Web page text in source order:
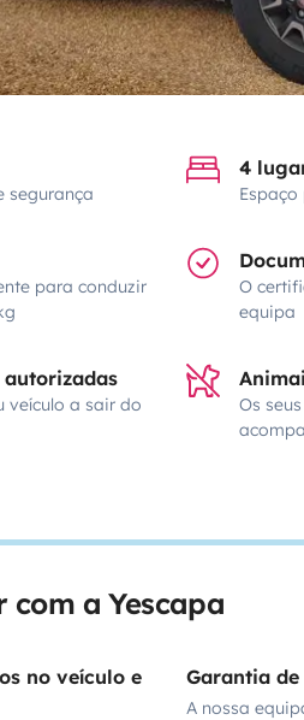
segurança
4
para conduzir
O
equipa
veículo a sair do
Os
a Yescapa
no veículo e
Garantia
A nossa